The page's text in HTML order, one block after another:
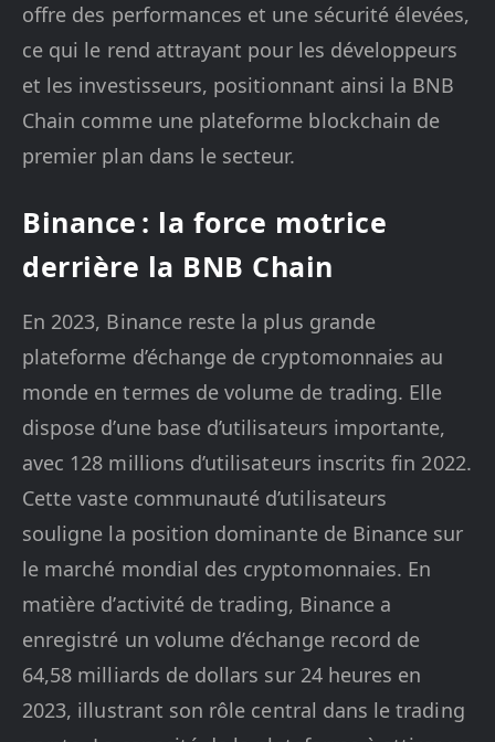
offre des performances et une sécurité élevées,
ce qui le rend attrayant pour les développeurs
et les investisseurs, positionnant ainsi la BNB
Chain comme une plateforme blockchain de
premier plan dans le secteur.
Binance : la force motrice
derrière la BNB Chain
En 2023, Binance reste la plus grande
plateforme d’échange de cryptomonnaies au
monde en termes de volume de trading. Elle
dispose d’une base d’utilisateurs importante,
avec 128 millions d’utilisateurs inscrits fin 2022.
Cette vaste communauté d’utilisateurs
souligne la position dominante de Binance sur
le marché mondial des cryptomonnaies. En
matière d’activité de trading, Binance a
enregistré un volume d’échange record de
64,58 milliards de dollars sur 24 heures en
2023, illustrant son rôle central dans le trading